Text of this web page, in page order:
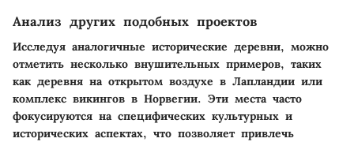
Анализ других подобных проектов
Исследуя аналогичные исторические деревни, можно
отметить несколько внушительных примеров, таких
как деревня на открытом воздухе в Лапландии или
комплекс викингов в Норвегии. Эти места часто
фокусируются на специфических культурных и
исторических аспектах, что позволяет привлечь